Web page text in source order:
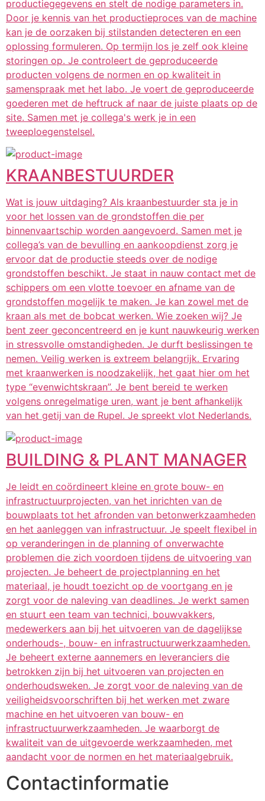
productiegegevens en stelt de nodige parameters in.
Door je kennis van het productieproces van de machine
kan je de oorzaken bij stilstanden detecteren en een
oplossing formuleren. Op termijn los je zelf ook kleine
storingen op. Je controleert de geproduceerde
producten volgens de normen en op kwaliteit in
samenspraak met het labo. Je voert de geproduceerde
goederen met de heftruck af naar de juiste plaats op de
site. Samen met je collega's werk je in een
tweeploegenstelsel.
KRAANBESTUURDER
Wat is jouw uitdaging? Als kraanbestuurder sta je in
voor het lossen van de grondstoffen die per
binnenvaartschip worden aangevoerd. Samen met je
collega’s van de bevulling en aankoopdienst zorg je
ervoor dat de productie steeds over de nodige
grondstoffen beschikt. Je staat in nauw contact met de
schippers om een vlotte toevoer en afname van de
grondstoffen mogelijk te maken. Je kan zowel met de
kraan als met de bobcat werken. Wie zoeken wij? Je
bent zeer geconcentreerd en je kunt nauwkeurig werken
in stressvolle omstandigheden. Je durft beslissingen te
nemen. Veilig werken is extreem belangrijk. Ervaring
met kraanwerken is noodzakelijk, het gaat hier om het
type “evenwichtskraan”. Je bent bereid te werken
volgens onregelmatige uren, want je bent afhankelijk
van het getij van de Rupel. Je spreekt vlot Nederlands.
BUILDING & PLANT MANAGER
Je leidt en coördineert kleine en grote bouw- en
infrastructuurprojecten, van het inrichten van de
bouwplaats tot het afronden van betonwerkzaamheden
en het aanleggen van infrastructuur. Je speelt flexibel in
op veranderingen in de planning of onverwachte
problemen die zich voordoen tijdens de uitvoering van
projecten. Je beheert de projectplanning en het
materiaal, je houdt toezicht op de voortgang en je
zorgt voor de naleving van deadlines. Je werkt samen
en stuurt een team van technici, bouwvakkers,
medewerkers aan bij het uitvoeren van de dagelijkse
onderhouds-, bouw- en infrastructuurwerkzaamheden.
Je beheert externe aannemers en leveranciers die
betrokken zijn bij het uitvoeren van projecten en
onderhoudsweken. Je zorgt voor de naleving van de
veiligheidsvoorschriften bij het werken met zware
machine en het uitvoeren van bouw- en
infrastructuurwerkzaamheden. Je waarborgt de
kwaliteit van de uitgevoerde werkzaamheden, met
aandacht voor de normen en het materiaalgebruik.
Contactinformatie